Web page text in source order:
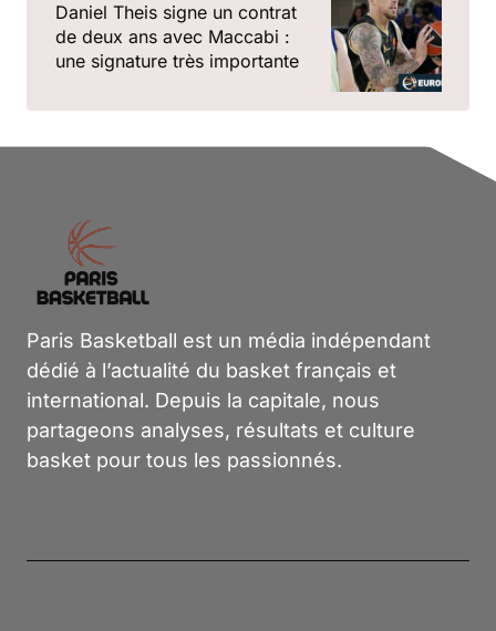
Daniel Theis signe un contrat
de deux ans avec Maccabi :
une signature très importante
Paris Basketball est un média indépendant
dédié à l’actualité du basket français et
international. Depuis la capitale, nous
partageons analyses, résultats et culture
basket pour tous les passionnés.